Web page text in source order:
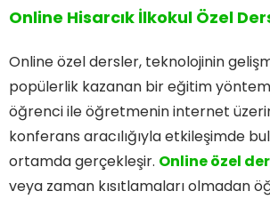
Online Hisarcık İlkokul Özel
Online özel dersler, teknolojinin
popülerlik kazanan bir eğitim
öğrenci ile öğretmenin internet
konferans aracılığıyla etkileşimde
ortamda gerçekleşir. Online özel
veya zaman kısıtlamaları olmadan